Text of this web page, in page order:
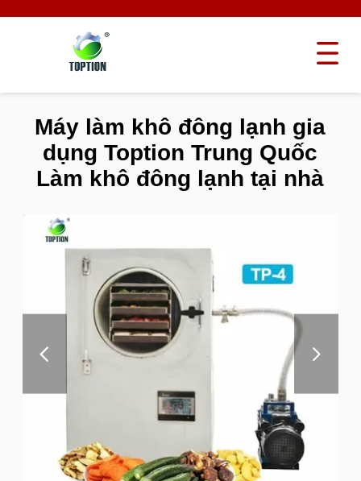
Máy làm khô đông lạnh gia
dụng Toption Trung Quốc
Làm khô đông lạnh tại nhà